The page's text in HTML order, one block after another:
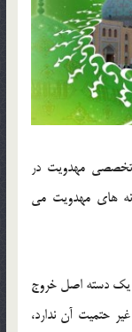
مهدویت در
های مهدویت می
یک دسته اصل خروج
حتمیت آن ندارد،